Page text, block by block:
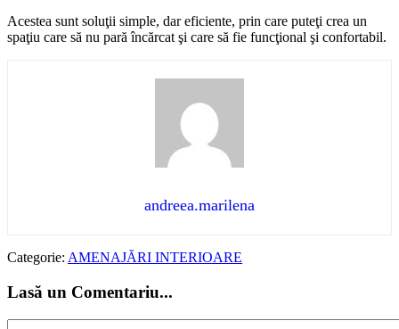
Acestea sunt soluţii simple, dar eficiente, prin care puteţi crea un
spaţiu care să nu pară încărcat şi care să fie funcţional şi confortabil.
andreea.marilena
Categorie: AMENAJĂRI INTERIOARE
Lasă un Comentariu...